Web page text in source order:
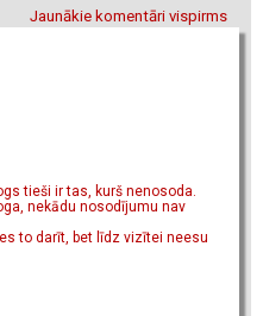
Jaunākie komentāri vispirms
tieši ir tas, kurš nenosoda.
nekādu nosodījumu nav
to darīt, bet līdz vizītei neesu